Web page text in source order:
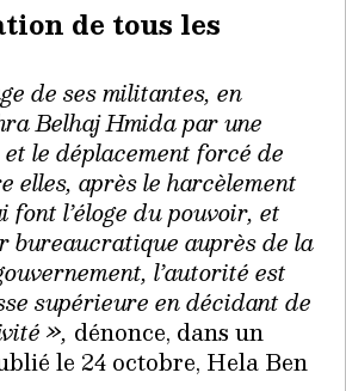
de tous les
de ses militantes, en
Belhaj Hmida par une
le déplacement forcé de
elles, après le harcèlement
font l’éloge du pouvoir, et
bureaucratique auprès de la
l’autorité est
supérieure en décidant de
», dénonce, dans un
le 24 octobre, Hela Ben